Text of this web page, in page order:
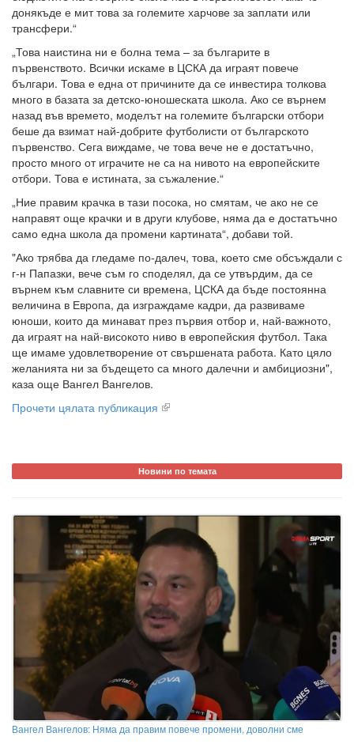
донякъде е мит това за големите харчове за заплати или
трансфери.“
„Това наистина ни е болна тема – за българите в
първенството. Всички искаме в ЦСКА да играят повече
българи. Това е една от причините да се инвестира толкова
много в базата за детско-юношеската школа. Ако се върнем
назад във времето, моделът на големите български отбори
беше да взимат най-добрите футболисти от българското
първенство. Сега виждаме, че това вече не е достатъчно,
просто много от играчите не са на нивото на европейските
отбори. Това е истината, за съжаление.“
„Ние правим крачка в тази посока, но смятам, че ако не се
направят още крачки и в други клубове, няма да е достатъчно
само една школа да промени картината“, добави той.
"Ако трябва да гледаме по-далеч, това, което сме обсъждали с
г-н Папазки, вече съм го споделял, да се утвърдим, да се
върнем към славните си времена, ЦСКА да бъде постоянна
величина в Европа, да изграждаме кадри, да развиваме
юноши, които да минават през първия отбор и, най-важното,
да играят на най-високото ниво в европейския футбол. Така
ще имаме удовлетворение от свършената работа. Като цяло
желанията ни за бъдещето са много далечни и амбициозни",
каза още Вангел Вангелов.
Прочети цялата публикация
Новини по темата
Вангел Вангелов: Няма да правим повече промени, доволни сме